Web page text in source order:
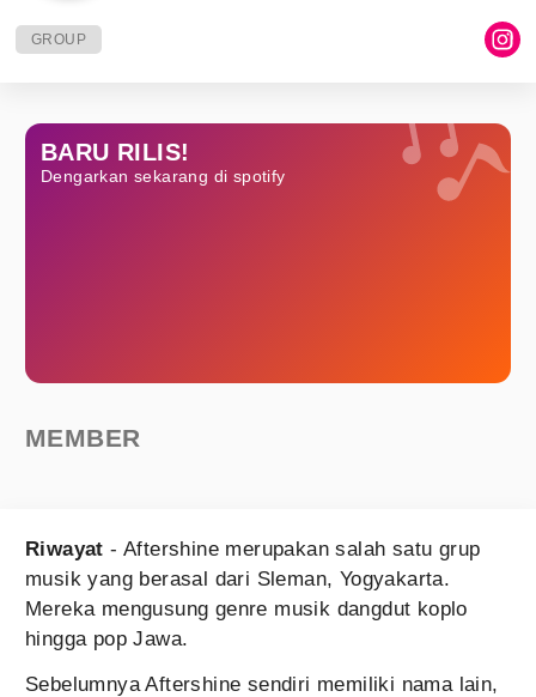
GROUP
BARU RILIS!
Dengarkan sekarang di spotify
MEMBER
Riwayat - Aftershine merupakan salah satu grup
musik yang berasal dari Sleman, Yogyakarta.
Mereka mengusung genre musik dangdut koplo
hingga pop Jawa.
Sebelumnya Aftershine sendiri memiliki nama lain,